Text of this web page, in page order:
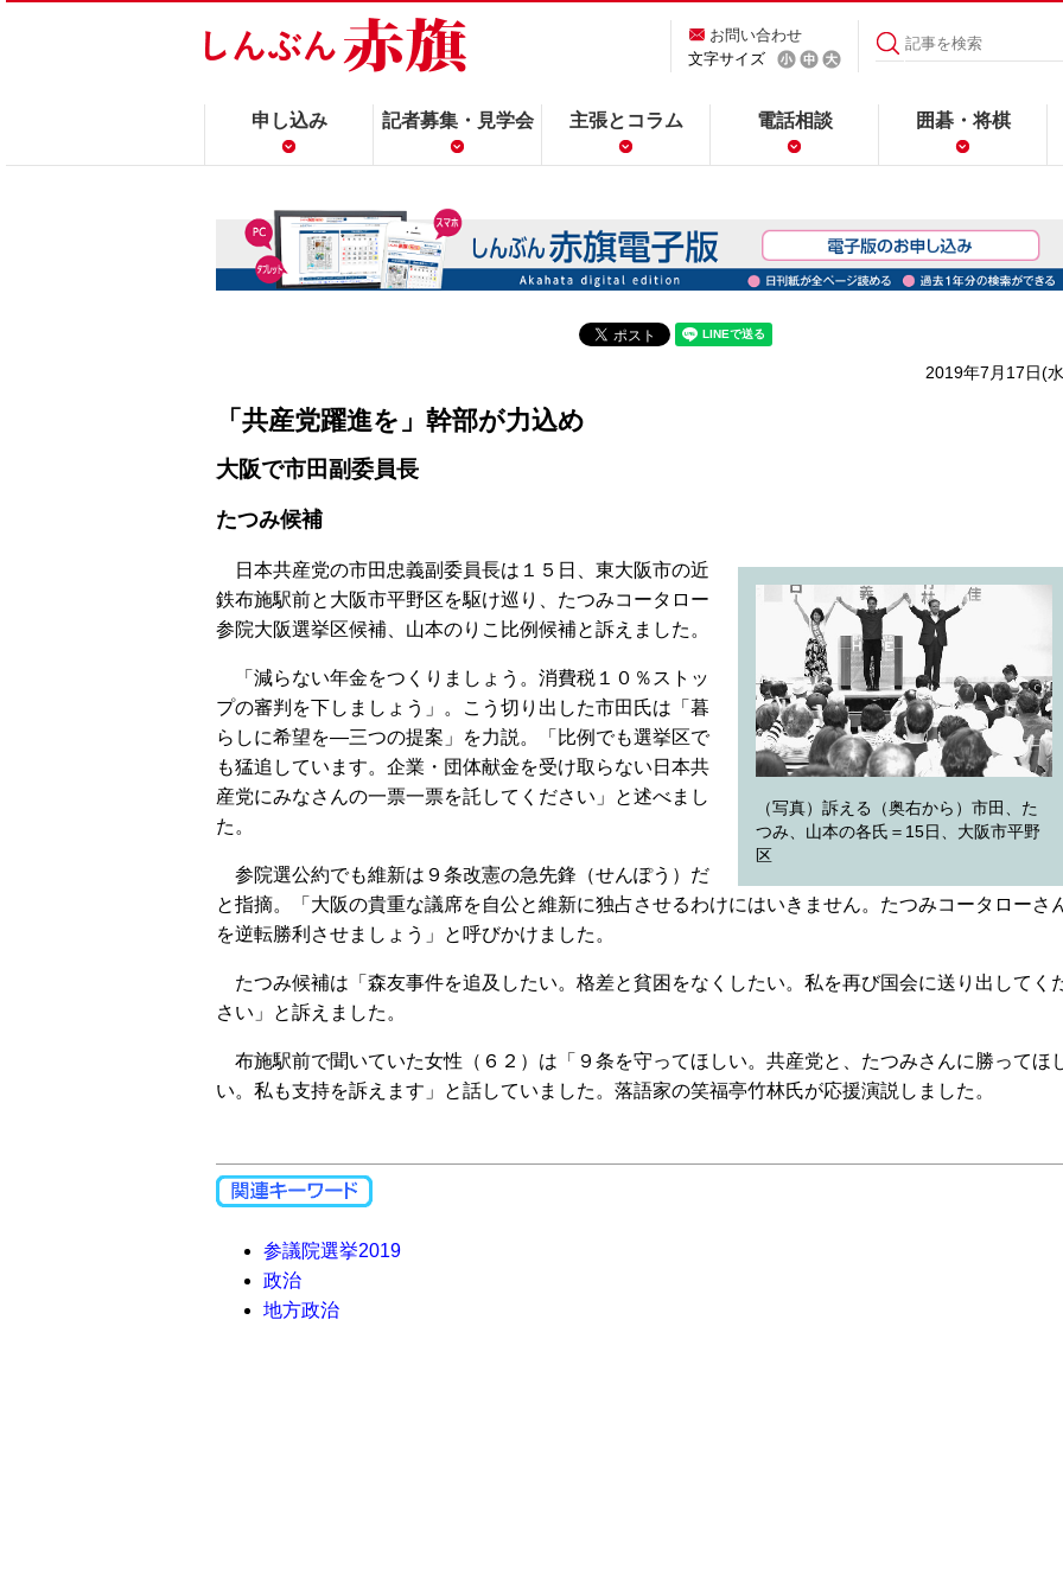
お問い合わせ
文字サイズ
申し込み 記者募集・見学会 主張とコラム 電話相談 囲碁・将棋
2019年7月17日(
「共産党躍進を」幹部が力込め
大阪で市田副委員長
たつみ候補
（写真）訴える（奥右から）市田、た
つみ、山本の各氏＝15日、大阪市平野
区
日本共産党の市田忠義副委員長は１５日、東大阪市の近
鉄布施駅前と大阪市平野区を駆け巡り、たつみコータロー
参院大阪選挙区候補、山本のりこ比例候補と訴えました。
「減らない年金をつくりましょう。消費税１０％ストッ
プの審判を下しましょう」。こう切り出した市田氏は「暮
らしに希望を―三つの提案」を力説。「比例でも選挙区で
も猛追しています。企業・団体献金を受け取らない日本共
産党にみなさんの一票一票を託してください」と述べまし
た。
参院選公約でも維新は９条改憲の急先鋒（せんぽう）だ
と指摘。「大阪の貴重な議席を自公と維新に独占させるわけにはいきません。たつみコータローさ
を逆転勝利させましょう」と呼びかけました。
たつみ候補は「森友事件を追及したい。格差と貧困をなくしたい。私を再び国会に送り出してく
さい」と訴えました。
布施駅前で聞いていた女性（６２）は「９条を守ってほしい。共産党と、たつみさんに勝ってほ
い。私も支持を訴えます」と話していました。落語家の笑福亭竹林氏が応援演説しました。
参議院選挙2019
政治
地方政治